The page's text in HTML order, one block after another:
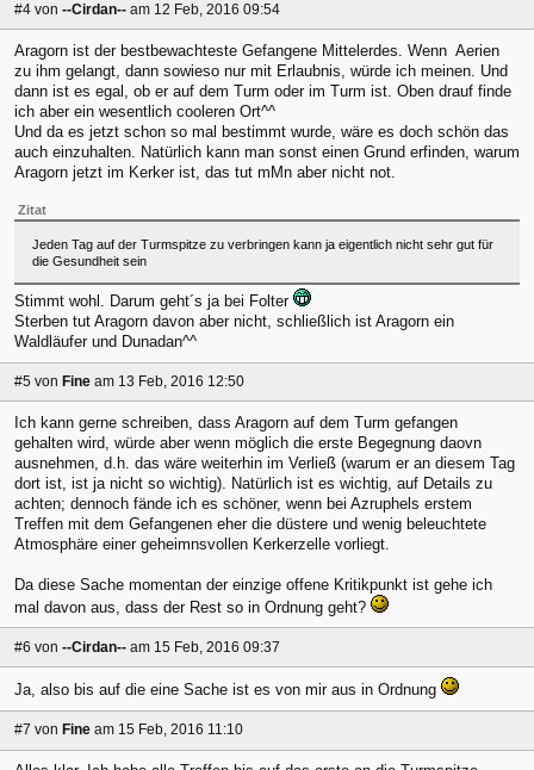
#4 von --Cirdan-- am 12 Feb, 2016 09:54
Aragorn ist der bestbewachteste Gefangene Mittelerdes. Wenn Aerien
zu ihm gelangt, dann sowieso nur mit Erlaubnis, würde ich meinen. Und
dann ist es egal, ob er auf dem Turm oder im Turm ist. Oben drauf finde
ich aber ein wesentlich cooleren Ort^^
Und da es jetzt schon so mal bestimmt wurde, wäre es doch schön das
auch einzuhalten. Natürlich kann man sonst einen Grund erfinden, warum
Aragorn jetzt im Kerker ist, das tut mMn aber nicht not.
Zitat
Jeden Tag auf der Turmspitze zu verbringen kann ja eigentlich nicht sehr gut für
die Gesundheit sein
Stimmt wohl. Darum geht´s ja bei Folter
Sterben tut Aragorn davon aber nicht, schließlich ist Aragorn ein
Waldläufer und Dunadan^^
#5 von Fine am 13 Feb, 2016 12:50
Ich kann gerne schreiben, dass Aragorn auf dem Turm gefangen
gehalten wird, würde aber wenn möglich die erste Begegnung daovn
ausnehmen, d.h. das wäre weiterhin im Verließ (warum er an diesem Tag
dort ist, ist ja nicht so wichtig). Natürlich ist es wichtig, auf Details zu
achten; dennoch fände ich es schöner, wenn bei Azruphels erstem
Treffen mit dem Gefangenen eher die düstere und wenig beleuchtete
Atmosphäre einer geheimnsvollen Kerkerzelle vorliegt.
Da diese Sache momentan der einzige offene Kritikpunkt ist gehe ich
mal davon aus, dass der Rest so in Ordnung geht?
#6 von --Cirdan-- am 15 Feb, 2016 09:37
Ja, also bis auf die eine Sache ist es von mir aus in Ordnung
#7 von Fine am 15 Feb, 2016 11:10